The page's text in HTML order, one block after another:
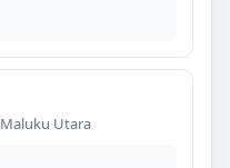
Maluku Utara